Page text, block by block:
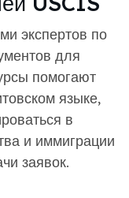
экспертов по
для
помогают
языке,
в
и иммиграции
заявок.